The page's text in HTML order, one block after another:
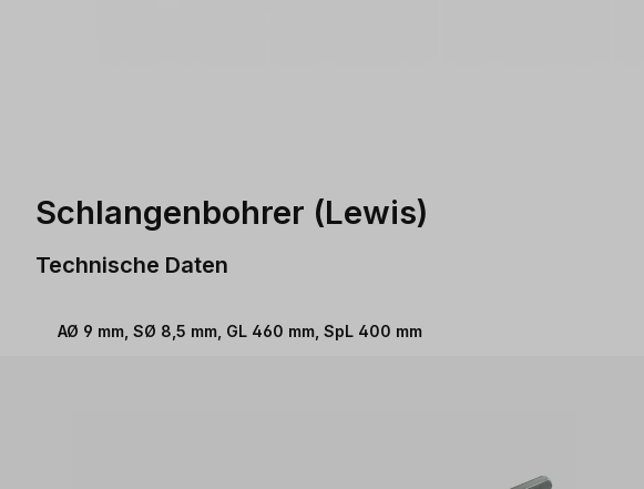
Schlangenbohrer (Lewis)
Technische Daten
AØ 9 mm, SØ 8,5 mm, GL 460 mm, SpL 400 mm